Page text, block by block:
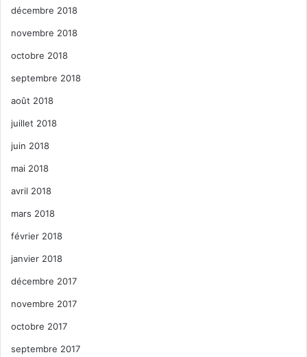
décembre 2018
novembre 2018
octobre 2018
septembre 2018
août 2018
juillet 2018
juin 2018
mai 2018
avril 2018
mars 2018
février 2018
janvier 2018
décembre 2017
novembre 2017
octobre 2017
septembre 2017